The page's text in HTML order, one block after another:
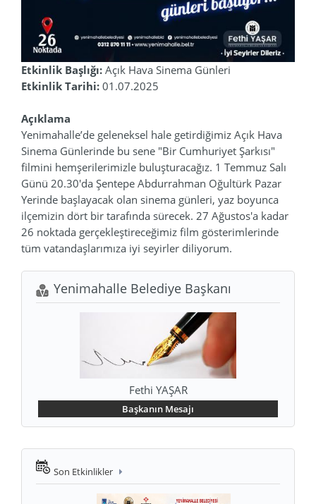
Etkinlik Başlığı: Açık Hava Sinema Günleri
Etkinlik Tarihi: 01.07.2025
Açıklama
Yenimahalle’de geleneksel hale getirdiğimiz Açık Hava
Sinema Günlerinde bu sene "Bir Cumhuriyet Şarkısı"
filmini hemşerilerimizle buluşturacağız. 1 Temmuz Salı
Günü 20.30'da Şentepe Abdurrahman Oğultürk Pazar
Yerinde başlayacak olan sinema günleri, yaz boyunca
ilçemizin dört bir tarafında sürecek. 27 Ağustos'a kadar
26 noktada gerçekleştireceğimiz film gösterimlerinde
tüm vatandaşlarımıza iyi seyirler diliyorum.
Yenimahalle Belediye Başkanı
Fethi YAŞAR
Başkanın Mesajı
Son Etkinlikler